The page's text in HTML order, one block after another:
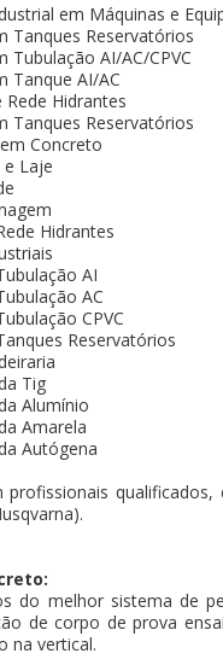
em Máquinas e
Tanques Reservatórios
Tubulação AI/AC/CPVC
Tanque AI/AC
Hidrantes
Tanques Reservatórios
Concreto
e Laje
Hidrantes
AI
AC
CPVC
Reservatórios
Tig
Alumínio
Amarela
Autógena
do melhor sistema de
de corpo de prova
na vertical.